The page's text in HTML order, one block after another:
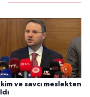
ve savcı meslekten